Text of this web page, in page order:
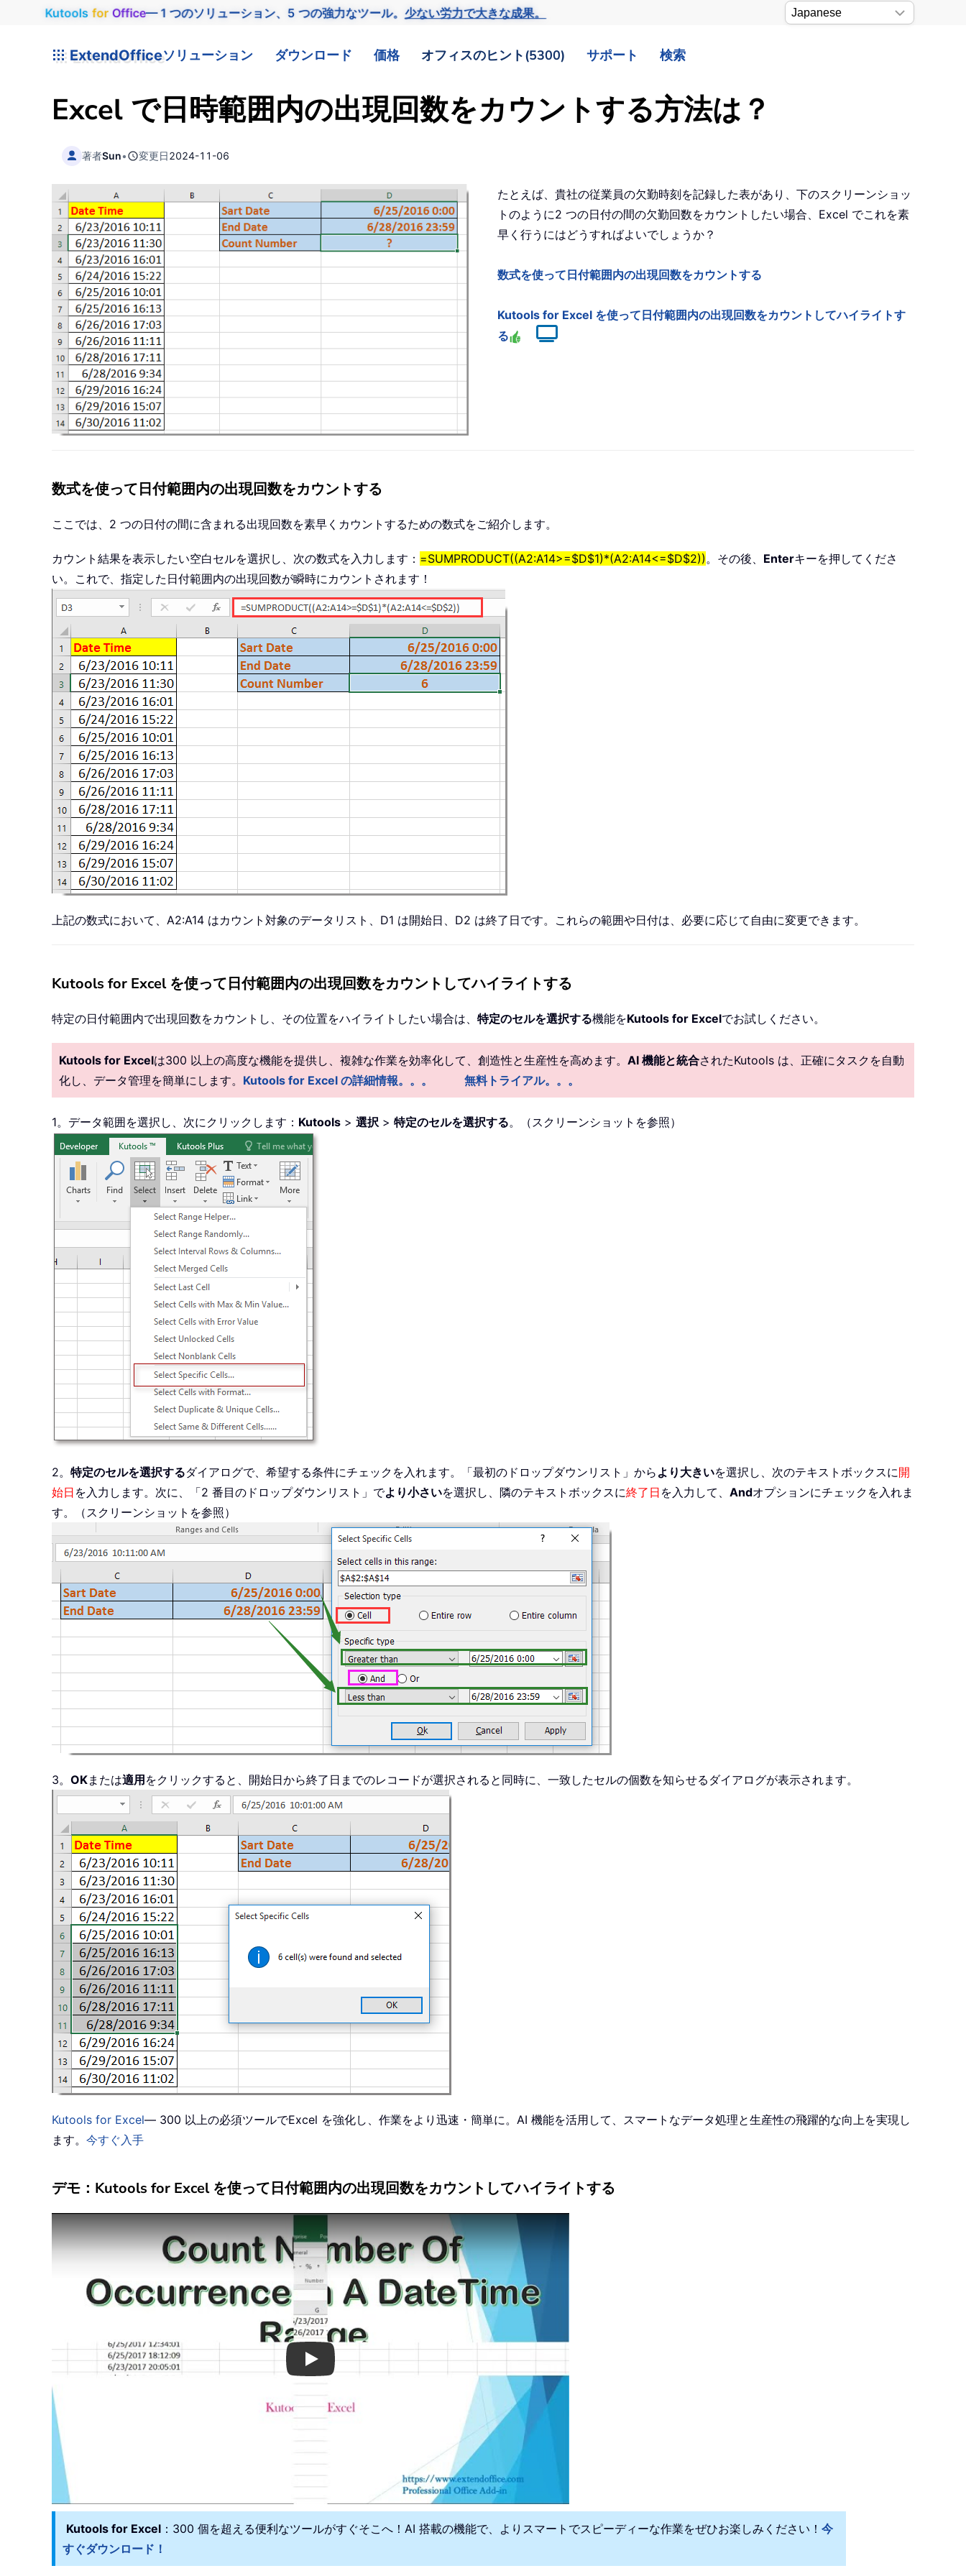
Kutools for Office— 1 つのソリューション、5 つの強力なツール。 少ない労力で大きな成果。
ExtendOfficeソリューション ダウンロード 価格 オフィスのヒント(5300) サポート 検索
Excel で日時範囲内の出現回数をカウントする方法は？
著者Sun• 変更日2024-11-06
たとえば、貴社の従業員の欠勤時刻を記録した表があり、下のスクリーンショッ
トのように2 つの日付の間の欠勤回数をカウントしたい場合、Excel でこれを素
早く行うにはどうすればよいでしょうか？
数式を使って日付範囲内の出現回数をカウントする
Kutools for Excel を使って日付範囲内の出現回数をカウントしてハイライトす
る
数式を使って日付範囲内の出現回数をカウントする
ここでは、2 つの日付の間に含まれる出現回数を素早くカウントするための数式をご紹介します。
カウント結果を表示したい空白セルを選択し、次の数式を入力します： =SUMPRODUCT((A2:A14>=$D$1)*(A2:A14<=$D$2))。その後、 Enterキーを押してくださ
い。これで、指定した日付範囲内の出現回数が瞬時にカウントされます！
上記の数式において、A2:A14 はカウント対象のデータリスト、D1 は開始日、D2 は終了日です。これらの範囲や日付は、必要に応じて自由に変更できます。
Kutools for Excel を使って日付範囲内の出現回数をカウントしてハイライトする
特定の日付範囲内で出現回数をカウントし、その位置をハイライトしたい場合は、 特定のセルを選択する機能をKutools for Excelでお試しください。
Kutools for Excelは300 以上の高度な機能を提供し、複雑な作業を効率化して、創造性と生産性を高めます。 AI 機能と統合されたKutools は、正確にタスクを自動
化し、データ管理を簡単にします。 Kutools for Excel の詳細情報。。。 無料トライアル。。。
1。データ範囲を選択し、次にクリックします： Kutools > 選択 > 特定のセルを選択する。（スクリーンショットを参照）
2。 特定のセルを選択するダイアログで、希望する条件にチェックを入れます。「最初のドロップダウンリスト」から より大きいを選択し、次のテキストボックスに開
始日 を入力します。次に、「2 番目のドロップダウンリスト」でより小さいを選択し、隣のテキストボックスに終了日 を入力して、 Andオプションにチェックを入れま
す。（スクリーンショットを参照）
3。 OKまたは適用 をクリックすると、開始日から終了日までのレコードが選択されると同時に、一致したセルの個数を知らせるダイアログが表示されます。
Kutools for Excel— 300 以上の必須ツールでExcel を強化し、作業をより迅速・簡単に。AI 機能を活用して、スマートなデータ処理と生産性の飛躍的な向上を実現し
ます。 今すぐ入手
デモ：Kutools for Excel を使って日付範囲内の出現回数をカウントしてハイライトする
Play
Kutools for Excel ：300 個を超える便利なツールがすぐそこへ！AI 搭載の機能で、よりスマートでスピーディーな作業をぜひお楽しみください！ 今
すぐダウンロード！